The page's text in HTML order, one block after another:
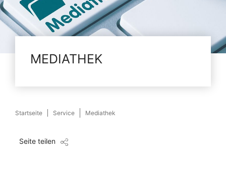
MEDIATHEK
Startseite Service Mediathek
Seite teilen